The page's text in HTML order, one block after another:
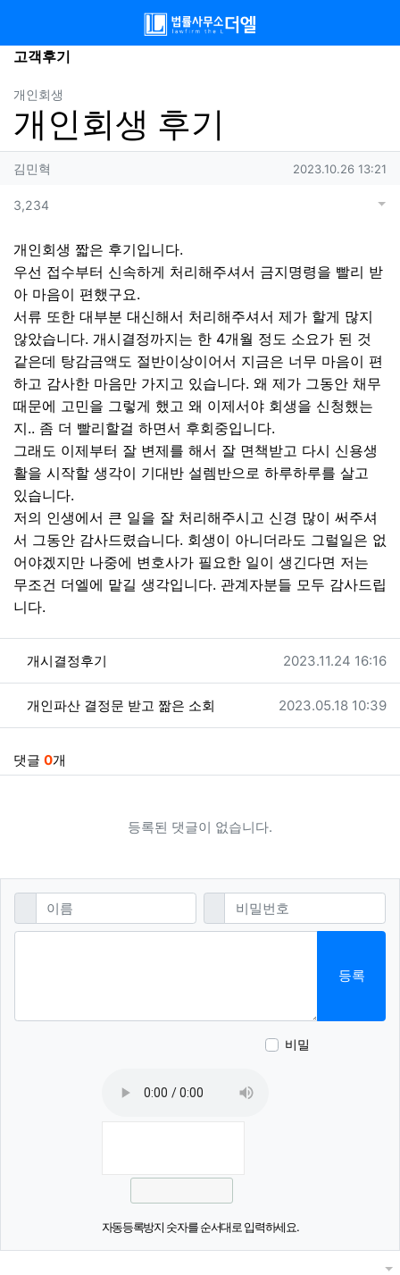
고객후기
분류
개인회생
개인회생 후기
작성자 정보
작성자
김민혁 작성일
2023.10.26 13:21
컨텐츠 정보
조회
3,234 글쓰기
게
본문
개인회생 짧은 후기입니다.
우선 접수부터 신속하게 처리해주셔서 금지명령을 빨리 받
아 마음이 편했구요.
서류 또한 대부분 대신해서 처리해주셔서 제가 할게 많지
않았습니다. 개시결정까지는 한 4개월 정도 소요가 된 것
같은데 탕감금액도 절반이상이어서 지금은 너무 마음이 편
하고 감사한 마음만 가지고 있습니다. 왜 제가 그동안 채무
때문에 고민을 그렇게 했고 왜 이제서야 회생을 신청했는
지.. 좀 더 빨리할걸 하면서 후회중입니다.
그래도 이제부터 잘 변제를 해서 잘 면책받고 다시 신용생
활을 시작할 생각이 기대반 설렘반으로 하루하루를 살고
있습니다.
저의 인생에서 큰 일을 잘 처리해주시고 신경 많이 써주셔
서 그동안 감사드렸습니다. 회생이 아니더라도 그럴일은 없
어야겠지만 나중에 변호사가 필요한 일이 생긴다면 저는
무조건 더엘에 맡길 생각입니다. 관계자분들 모두 감사드립
니다.
관련자료
개시결정후기 작성일
2023.11.24 16:16
개인파산 결정문 받고 짦은 소회 작성일
2023.05.18 10:39
댓글 0개
등록된 댓글이 없습니다.
댓글쓰기
필수 비밀번호필수
등록
비밀
자동등록방지 숫자를 순서대로 입력하세요.
글쓰